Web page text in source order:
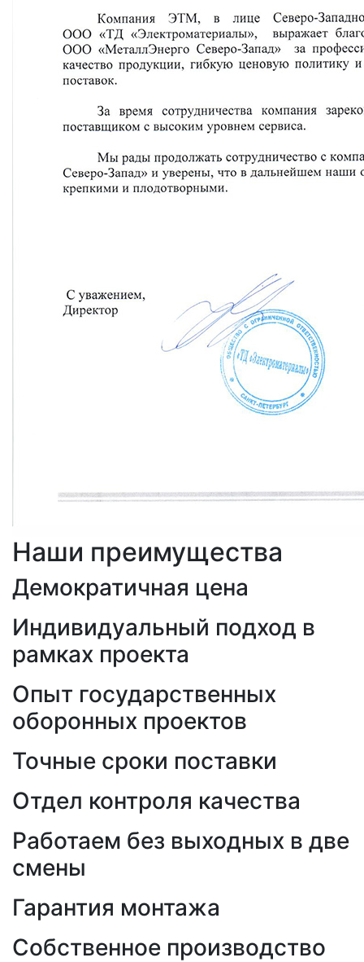
Наши преимущества
Демократичная цена
Индивидуальный подход в
рамках проекта
Опыт государственных
оборонных проектов
Точные сроки поставки
Отдел контроля качества
Работаем без выходных в две
смены
Гарантия монтажа
Собственное производство